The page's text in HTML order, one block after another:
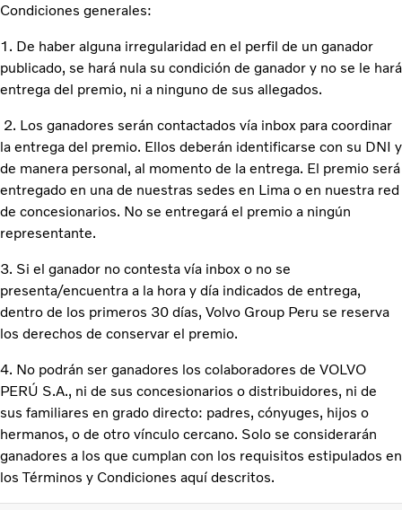
Condiciones generales:
1. De haber alguna irregularidad en el perfil de un ganador
publicado, se hará nula su condición de ganador y no se le hará
entrega del premio, ni a ninguno de sus allegados.
2. Los ganadores serán contactados vía inbox para coordinar
la entrega del premio. Ellos deberán identificarse con su DNI y
de manera personal, al momento de la entrega. El premio será
entregado en una de nuestras sedes en Lima o en nuestra red
de concesionarios. No se entregará el premio a ningún
representante.
3. Si el ganador no contesta vía inbox o no se
presenta/encuentra a la hora y día indicados de entrega,
dentro de los primeros 30 días, Volvo Group Peru se reserva
los derechos de conservar el premio.
4. No podrán ser ganadores los colaboradores de VOLVO
PERÚ S.A., ni de sus concesionarios o distribuidores, ni de
sus familiares en grado directo: padres, cónyuges, hijos o
hermanos, o de otro vínculo cercano. Solo se considerarán
ganadores a los que cumplan con los requisitos estipulados en
los Términos y Condiciones aquí descritos.